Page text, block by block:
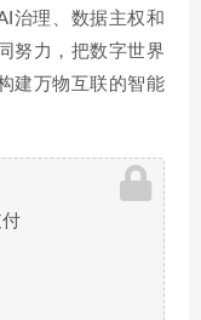
治理、数据主权和
努力，把数字世界
建万物互联的智能